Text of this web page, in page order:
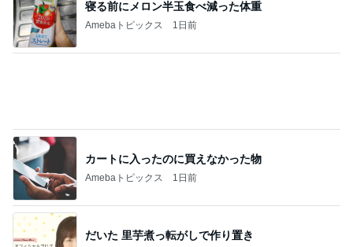
寝る前にメロン半玉食べ減った体重
Amebaトピックス 1日前
カートに入ったのに買えなかった物
Amebaトピックス 1日前
だいた 里芋煮っ転がしで作り置き